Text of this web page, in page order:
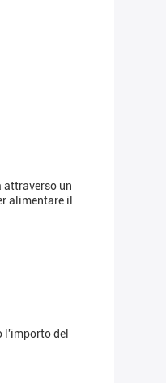
attraverso un
alimentare il
l'importo del